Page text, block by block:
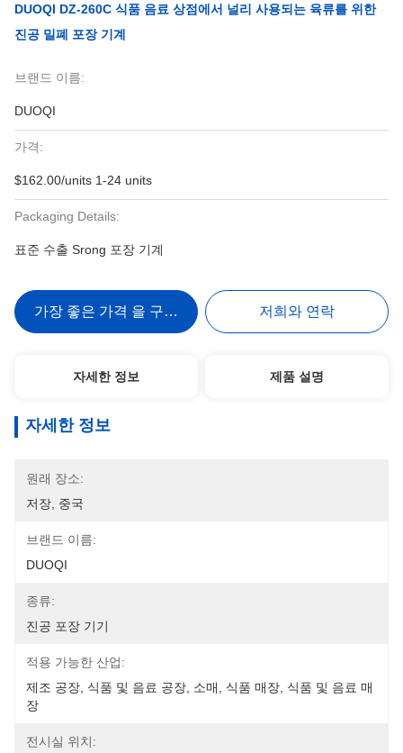
DUOQI DZ-260C 식품 음료 상점에서 널리 사용되는 육류를 위한
진공 밀폐 포장 기계
브랜드 이름:
DUOQI
가격:
$162.00/units 1-24 units
Packaging Details:
표준 수출 Srong 포장 기계
가장 좋은 가격 을 구하라 저희와 연락
자세한 정보 제품 설명
자세한 정보
원래 장소:
저장, 중국
브랜드 이름:
DUOQI
종류:
진공 포장 기기
적용 가능한 산업:
제조 공장, 식품 및 음료 공장, 소매, 식품 매장, 식품 및 음료 매
장
전시실 위치: